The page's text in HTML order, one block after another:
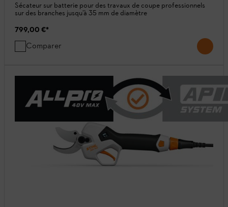
Sécateur sur batterie pour des travaux de coupe professionnels
sur des branches jusqu’à 35 mm de diamètre
799,00 €*
Comparer